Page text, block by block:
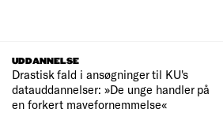
UDDANNELSE
Drastisk fald i ansøgninger til KU's
datauddannelser: »De unge handler på
en forkert mavefornemmelse«